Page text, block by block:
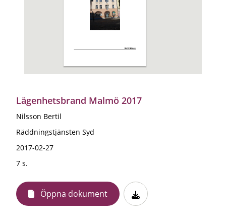
Lägenhetsbrand Malmö 2017
Nilsson Bertil
Räddningstjänsten Syd
2017-02-27
7 s.
Öppna dokument